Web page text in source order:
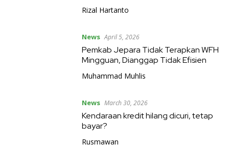
Rizal Hartanto
News April 5, 2026
Pemkab Jepara Tidak Terapkan WFH
Mingguan, Dianggap Tidak Efisien
Muhammad Muhlis
News March 30, 2026
Kendaraan kredit hilang dicuri, tetap
bayar?
Rusmawan